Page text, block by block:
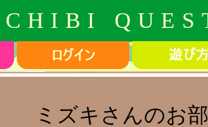
CHIBI
ミズキさんのお